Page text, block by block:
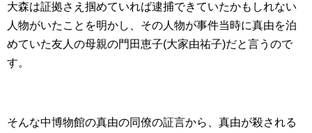
大森は証拠さえ掴めていれば逮捕できていたかもしれない
人物がいたことを明かし、その人物が事件当時に真由を泊
めていた友人の母親の門田恵子(大家由祐子)だと言うので
す。
そんな中博物館の真由の同僚の証言から、真由が殺される